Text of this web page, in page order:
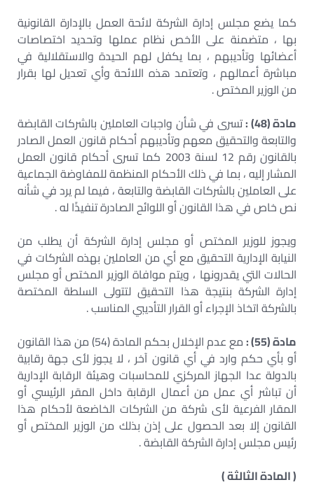
كما يضع مجلس إدارة الشركة لائحة العمل بالإدارة القانونية
بها ، متضمنة على الأخص نظام عملها وتحديد اختصاصات
أعضائها وتأديبهم ، بما يكفل لهم الحيدة والاستقلالية في
مباشرة أعمالهم ، وتعتمد هذه اللائحة وأي تعديل لها بقرار
من الوزير المختص .
مادة (48) :
تسرى في شأن واجبات العاملين بالشركات القابضة
والتابعة والتحقيق معهم وتأديبهم أحكام قانون العمل الصادر
بالقانون رقم 12 لسنة 2003 كما تسرى أحكام قانون العمل
المشار إليه ، بما في ذلك الأحكام المنظمة للمفاوضة الجماعية
على العاملين بالشركات القابضة والتابعة ، فيما لم يرد في شأنه
نص خاص في هذا القانون أو اللوائح الصادرة تنفيذًا له .
ويجوز للوزير المختص أو مجلس إدارة الشركة أن يطلب من
النيابة الإدارية التحقيق مع أي من العاملين بهذه الشركات في
الحالات التي يقدرونها ، ويتم موافاة الوزير المختص أو مجلس
إدارة الشركة بنتيجة هذا التحقيق لتتولى السلطة المختصة
بالشركة اتخاذ الإجراء أو القرار التأديبي المناسب .
مادة (55) :
مع عدم الإخلال بحكم المادة (54) من هذا القانون
أو بأي حكم وارد في أي قانون آخر ، لا يجوز لأى جهة رقابية
بالدولة عدا الجهاز المركزي للمحاسبات وهيئة الرقابة الإدارية
أن تباشر أي عمل من أعمال الرقابة داخل المقر الرئيسي أو
المقار الفرعية لأى شركة من الشركات الخاضعة لأحكام هذا
القانون إلا بعد الحصول على إذن بذلك من الوزير المختص أو
رئيس مجلس إدارة الشركة القابضة .
( المادة الثالثة )